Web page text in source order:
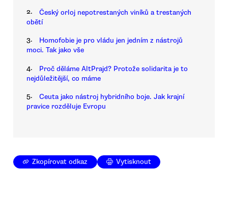
2.
Český orloj nepotrestaných viníků a trestaných
obětí
3.
Homofobie je pro vládu jen jedním z nástrojů
moci. Tak jako vše
4.
Proč děláme AltPrajd? Protože solidarita je to
nejdůležitější, co máme
5.
Ceuta jako nástroj hybridního boje. Jak krajní
pravice rozděluje Evropu
Zkopírovat odkaz Vytisknout